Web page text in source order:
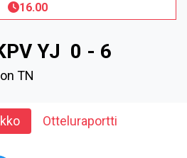
16.00
YJ 0 - 6
TN
Otteluraportti